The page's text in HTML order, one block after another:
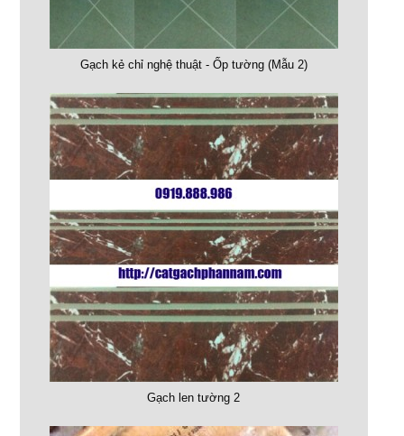
Gạch kẻ chỉ nghệ thuật - Ốp tường (Mẫu 2)
Gạch len tường 2